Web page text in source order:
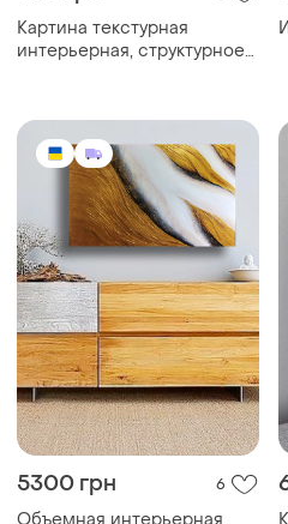
5300 грн 6
Объемная интерьерная
картина. 100% ручная
работа.